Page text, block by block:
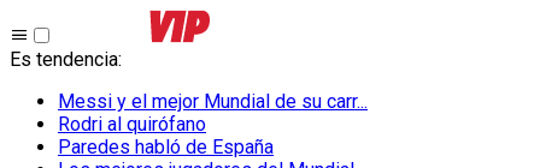
Es tendencia:
Messi y el mejor Mundial de su carr...
Rodri al quirófano
Paredes habló de España